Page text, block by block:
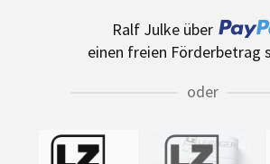
Ralf Julke über
einen freien Förderbetrag
oder